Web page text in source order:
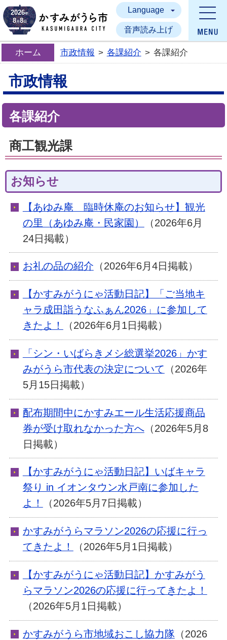
かすみがうら市
2026年
8月8日
Language
音声読み上げ
ホーム 市政情報 > 各課紹介 > 各課紹介
市政情報
各課紹介
商工観光課
お知らせ
【あゆみ庵 臨時休庵のお知らせ】観光
の里（あゆみ庵・民家園）
（2026年6月
24日掲載）
お礼の品の紹介 （2026年6月4日掲載）
【かすみがうにゃ活動日記】「ご当地キ
ャラ成田詣うなふぁん2026」に参加して
きたよ！
（2026年6月1日掲載）
「シン・いばらきメシ総選挙2026」かす
みがうら市代表の決定について （2026年
5月15日掲載）
配布期間中にかすみエール生活応援商品
券が受け取れなかった方へ（2026年5月8
日掲載）
【かすみがうにゃ活動日記】いばキャラ
祭り in イオンタウン水戸南に参加した
よ！
（2026年5月7日掲載）
かすみがうらマラソン2026の応援に行っ
てきたよ！
（2026年5月1日掲載）
【かすみがうにゃ活動日記】かすみがう
らマラソン2026の応援に行ってきたよ！
（2026年5月1日掲載）
かすみがうら市地域おこし協力隊 （2026